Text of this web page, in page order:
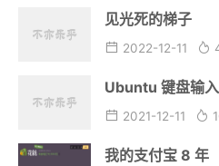
见光死的梯子
2022-12-11
Ubuntu 键盘输
2021-12-11
我的支付宝 8 年